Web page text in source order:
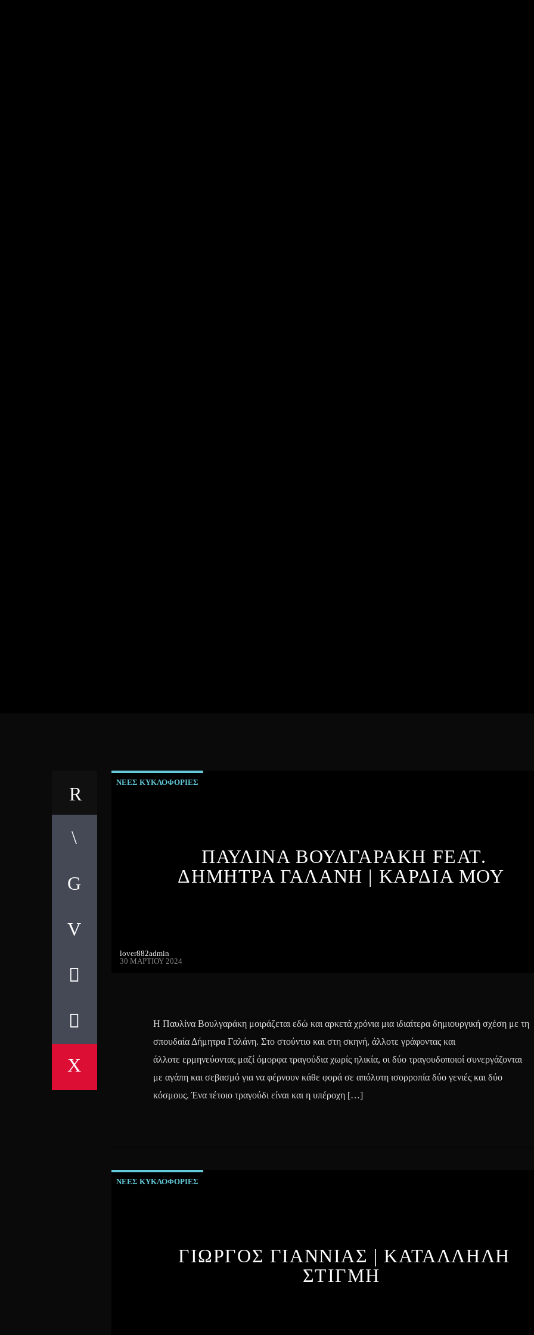
ΝΕΕΣ ΚΥΚΛΟΦΟΡΙΕΣ
ΠΑΥΛΙΝΑ ΒΟΥΛΓΑΡΑΚΗ FEAT.
ΔΗΜΗΤΡΑ ΓΑΛΑΝΗ | ΚΑΡΔΙΑ ΜΟΥ
lover882admin
30 ΜΑΡΤΊΟΥ 2024
Η Παυλίνα Βουλγαράκη μοιράζεται εδώ και αρκετά χρόνια μια ιδιαίτερα δημιουργική σχέση με τη
σπουδαία Δήμητρα Γαλάνη. Στο στούντιο και στη σκηνή, άλλοτε γράφοντας και
άλλοτε ερμηνεύοντας μαζί όμορφα τραγούδια χωρίς ηλικία, οι δύο τραγουδοποιοί συνεργάζονται
με αγάπη και σεβασμό για να φέρνουν κάθε φορά σε απόλυτη ισορροπία δύο γενιές και δύο
κόσμους. Ένα τέτοιο τραγούδι είναι και η υπέροχη […]
ΝΕΕΣ ΚΥΚΛΟΦΟΡΙΕΣ
ΓΙΩΡΓΟΣ ΓΙΑΝΝΙΑΣ | ΚΑΤΑΛΛΗΛΗ
ΣΤΙΓΜΗ